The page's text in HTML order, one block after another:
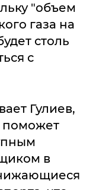
"объем
газа на
столь
с
Гулиев,
поможет
в